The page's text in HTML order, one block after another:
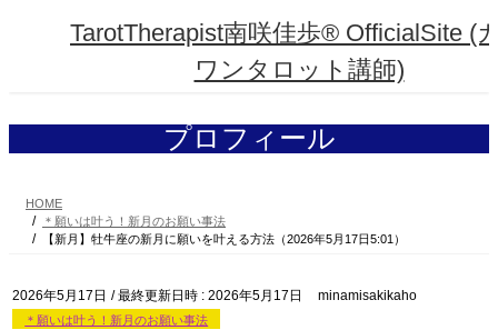
キ
に
TarotTherapist南咲佳歩® OfficialSite (
ワンタロット講師)
プロフィール
HOME
＊願いは叶う！新月のお願い事法
【新月】牡牛座の新月に願いを叶える方法（2026年5月17日5:01）
2026年5月17日 / 最終更新日時 : 2026年5月17日 minamisakikaho
＊願いは叶う！新月のお願い事法